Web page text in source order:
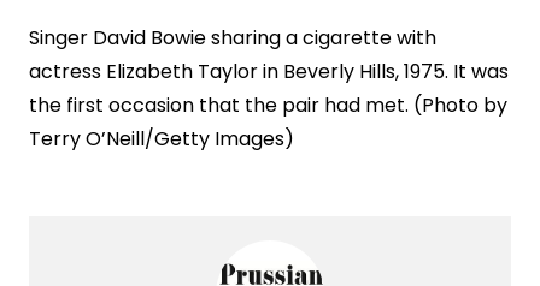
Singer David Bowie sharing a cigarette with
actress Elizabeth Taylor in Beverly Hills, 1975. It was
the first occasion that the pair had met. (Photo by
Terry O’Neill/Getty Images)